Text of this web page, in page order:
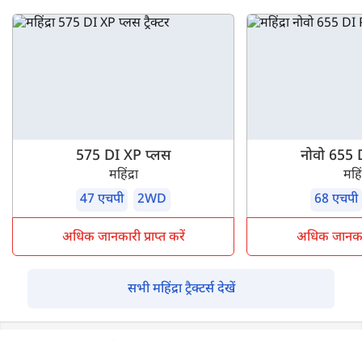
575 DI XP प्लस
महिंद्रा
47 एचपी
2WD
अधिक जानकारी प्राप्त करें
नोवो 655
68 एचपी
अधिक
सभी महिंद्रा ट्रैक्टर्स देखें